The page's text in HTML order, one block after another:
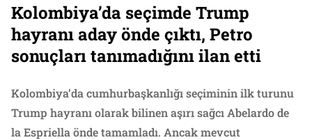
Kolombiya’da seçimde Trump
hayranı aday önde çıktı, Petro
sonuçları tanımadığını ilan etti
Kolombiya’da cumhurbaşkanlığı seçiminin ilk turunu
Trump hayranı olarak bilinen aşırı sağcı Abelardo de
la Espriella önde tamamladı. Ancak mevcut